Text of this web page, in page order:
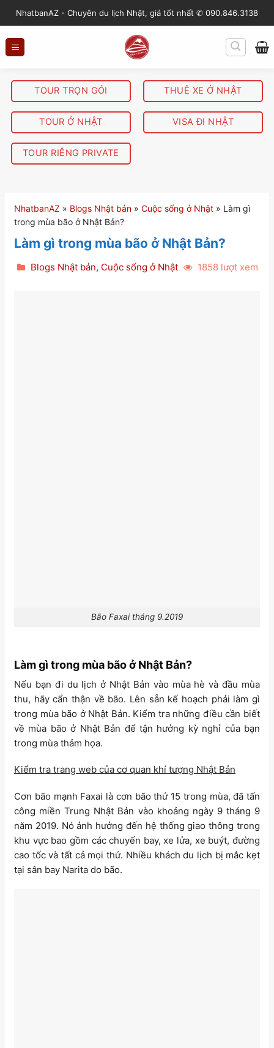
NhatbanAZ - Chuyên du lịch Nhật, giá tốt nhất ✆ 090.846.3138
TOUR TRỌN GÓI
TOUR Ở NHẬT
TOUR RIÊNG PRIVATE
THUÊ XE Ở NHẬT
VISA ĐI NHẬT
NhatbanAZ » Blogs Nhật bản » Cuộc sống ở Nhật » Làm gì
trong mùa bão ở Nhật Bản?
Làm gì trong mùa bão ở Nhật Bản?
Blogs Nhật bản, Cuộc sống ở Nhật 1858 lượt xem
Bão Faxai tháng 9.2019
Làm gì trong mùa bão ở Nhật Bản?
Nếu bạn đi du lịch ở Nhật Bản vào mùa hè và đầu mùa
thu, hãy cẩn thận về bão. Lên sẵn kế hoạch phải làm gì
trong mùa bão ở Nhật Bản. Kiểm tra những điều cần biết
về mùa bão ở Nhật Bản để tận hưởng kỳ nghỉ của bạn
trong mùa thảm họa.
Kiểm tra trang web của cơ quan khí tượng Nhật Bản
Cơn bão mạnh Faxai là cơn bão thứ 15 trong mùa, đã tấn
công miền Trung Nhật Bản vào khoảng ngày 9 tháng 9
năm 2019. Nó ảnh hưởng đến hệ thống giao thông trong
khu vực bao gồm các chuyến bay, xe lửa, xe buýt, đường
cao tốc và tất cả mọi thứ. Nhiều khách du lịch bị mắc kẹt
tại sân bay Narita do bão.